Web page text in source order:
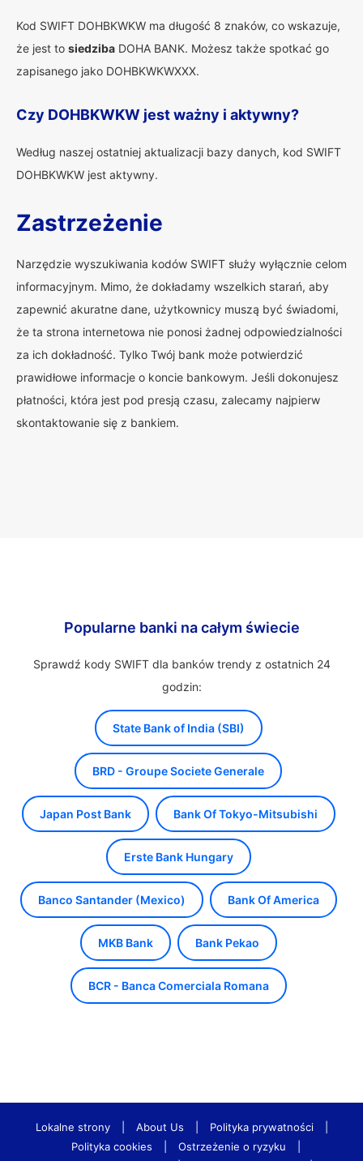
Kod SWIFT DOHBKWKW ma długość 8 znaków, co wskazuje,
że jest to siedziba DOHA BANK. Możesz także spotkać go
zapisanego jako DOHBKWKWXXX.
Czy DOHBKWKW jest ważny i aktywny?
Według naszej ostatniej aktualizacji bazy danych, kod SWIFT
DOHBKWKW jest aktywny.
Zastrzeżenie
Narzędzie wyszukiwania kodów SWIFT służy wyłącznie celom
informacyjnym. Mimo, że dokładamy wszelkich starań, aby
zapewnić akuratne dane, użytkownicy muszą być świadomi,
że ta strona internetowa nie ponosi żadnej odpowiedzialności
za ich dokładność. Tylko Twój bank może potwierdzić
prawidłowe informacje o koncie bankowym. Jeśli dokonujesz
płatności, która jest pod presją czasu, zalecamy najpierw
skontaktowanie się z bankiem.
Popularne banki na całym świecie
Sprawdź kody SWIFT dla banków trendy z ostatnich 24
godzin:
State Bank of India (SBI)
BRD - Groupe Societe Generale
Japan Post Bank Bank Of Tokyo-Mitsubishi
Erste Bank Hungary
Banco Santander (Mexico) Bank Of America
MKB Bank Bank Pekao
BCR - Banca Comerciala Romana
Lokalne strony About Us Polityka prywatności
Polityka cookies
Ostrzeżenie o ryzyku